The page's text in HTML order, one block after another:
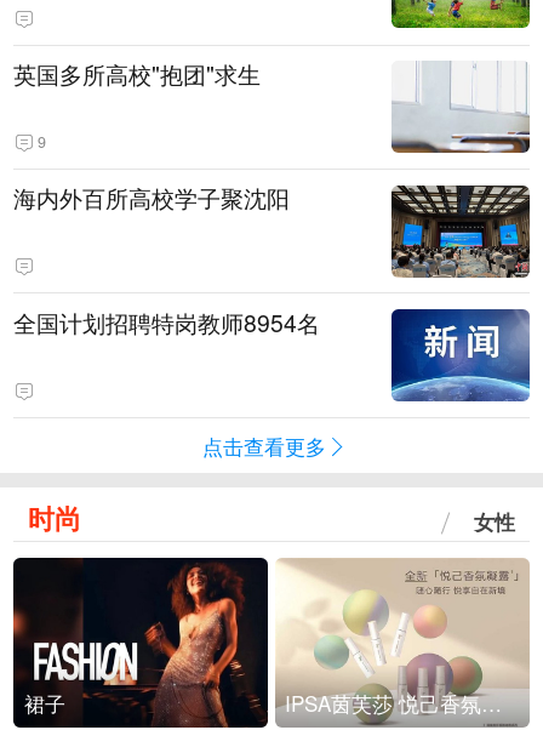
英国多所高校"抱团"求生
9
海内外百所高校学子聚沈阳
全国计划招聘特岗教师8954名
点击查看更多
时尚 女性
裙子 IPSA茵芙莎 悦己香氛凝露上市